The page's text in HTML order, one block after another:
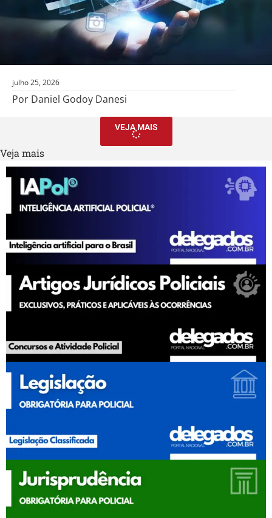
julho 25, 2026
Por Daniel Godoy Danesi
VEJA MAIS
Veja mais